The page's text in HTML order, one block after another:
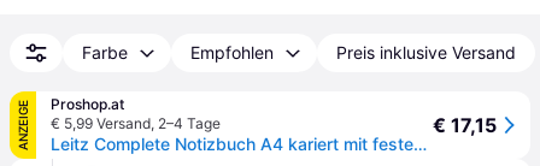
Farbe Empfohlen Preis inklusive Versand
ANZEIGE
Proshop.at
€ 5,99 Versand, 2–4 Tage
Leitz Complete Notizbuch A4 kariert mit festem Einband Schwarz
€ 17,15